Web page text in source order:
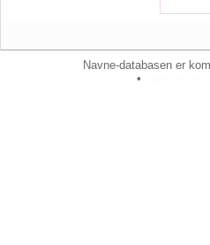
Navne-databasen er
•